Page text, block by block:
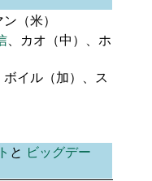
（米）
、カオ（中）、ホ
イル（加）、ス
と ビッグデー